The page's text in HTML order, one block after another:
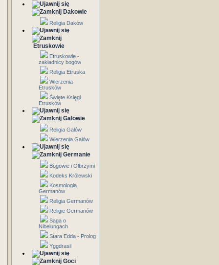
Dakowie
Religia Daków
Etruskowie
Etruskowie -
zakładnicy bogów
Religia Etruska
Wierzenia
Etrusków
Święte Księgi
Etrusków
Galowie
Religia Galów
Wierzenia Galów
Germanie
Bogowie i Olbrzymi
Kodeks Królewski
Kosmologia
Germanów
Religia Germanów
Religie Germanów
Saga o
Nibelungach
Stara Edda - Prolog
Yggdrasil
Goci